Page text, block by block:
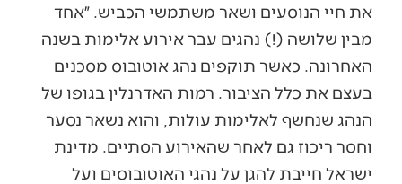
את חיי הנוסעים ושאר משתמשי הכביש. ״אחד
מבין שלושה (!) נהגים עבר אירוע אלימות בשנה
האחרונה. כאשר תוקפים נהג אוטובוס מסכנים
בעצם את כלל הציבור. רמות האדרנלין בגופו של
הנהג שנחשף לאלימות עולות, והוא נשאר נסער
וחסר ריכוז גם לאחר שהאירוע הסתיים. מדינת
ישראל חייבת להגן על נהגי האוטובוסים ועל